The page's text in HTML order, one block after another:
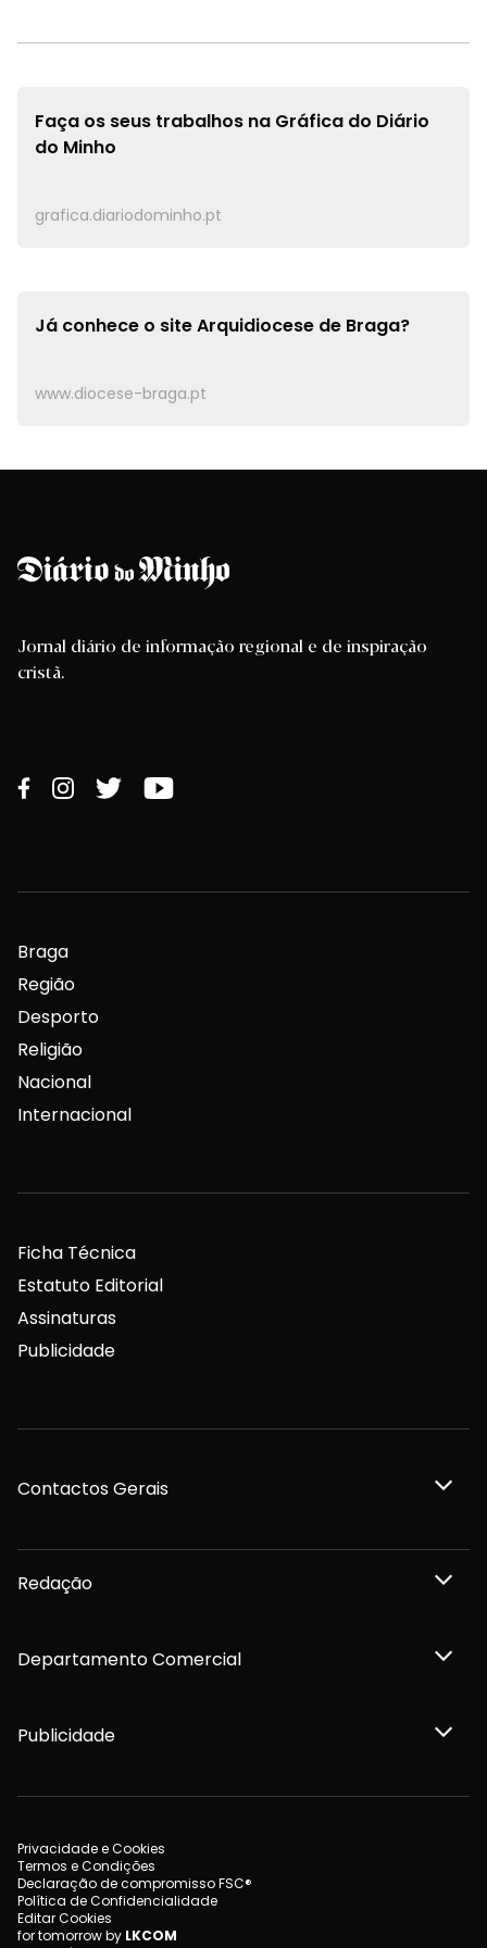
Faça os seus trabalhos na Gráfica do Diário
do Minho
grafica.diariodominho.pt
Já conhece o siteArquidiocese de Braga?
www.diocese-braga.pt
Jornal diário de informação regional e de inspiração
cristã.
Braga
Região
Desporto
Religião
Nacional
Internacional
Ficha Técnica
Estatuto Editorial
Assinaturas
Publicidade
Contactos Gerais
Redação
Departamento Comercial
Publicidade
Privacidade e Cookies
Termos e Condições
Declaração de compromisso FSC®
Política de Confidencialidade
Editar Cookies
for tomorrow by LKCOM